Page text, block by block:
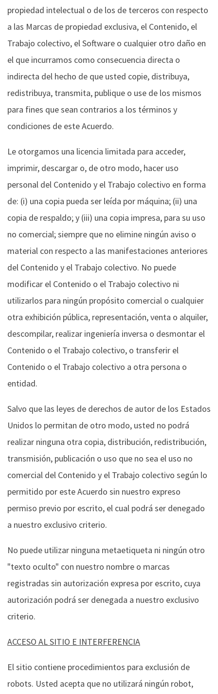
propiedad intelectual o de los de terceros con respecto
a las Marcas de propiedad exclusiva, el Contenido, el
Trabajo colectivo, el Software o cualquier otro daño en
el que incurramos como consecuencia directa o
indirecta del hecho de que usted copie, distribuya,
redistribuya, transmita, publique o use de los mismos
para fines que sean contrarios a los términos y
condiciones de este Acuerdo.
Le otorgamos una licencia limitada para acceder,
imprimir, descargar o, de otro modo, hacer uso
personal del Contenido y el Trabajo colectivo en forma
de: (i) una copia pueda ser leída por máquina; (ii) una
copia de respaldo; y (iii) una copia impresa, para su uso
no comercial; siempre que no elimine ningún aviso o
material con respecto a las manifestaciones anteriores
del Contenido y el Trabajo colectivo. No puede
modificar el Contenido o el Trabajo colectivo ni
utilizarlos para ningún propósito comercial o cualquier
otra exhibición pública, representación, venta o alquiler,
descompilar, realizar ingeniería inversa o desmontar el
Contenido o el Trabajo colectivo, o transferir el
Contenido o el Trabajo colectivo a otra persona o
entidad.
Salvo que las leyes de derechos de autor de los Estados
Unidos lo permitan de otro modo, usted no podrá
realizar ninguna otra copia, distribución, redistribución,
transmisión, publicación o uso que no sea el uso no
comercial del Contenido y el Trabajo colectivo según lo
permitido por este Acuerdo sin nuestro expreso
permiso previo por escrito, el cual podrá ser denegado
a nuestro exclusivo criterio.
No puede utilizar ninguna metaetiqueta ni ningún otro
"texto oculto" con nuestro nombre o marcas
registradas sin autorización expresa por escrito, cuya
autorización podrá ser denegada a nuestro exclusivo
criterio.
ACCESO AL SITIO E INTERFERENCIA
El sitio contiene procedimientos para exclusión de
robots. Usted acepta que no utilizará ningún robot,